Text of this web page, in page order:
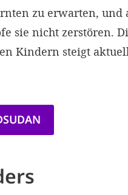
zu erwarten, und
sie nicht zerstören.
Kindern steigt